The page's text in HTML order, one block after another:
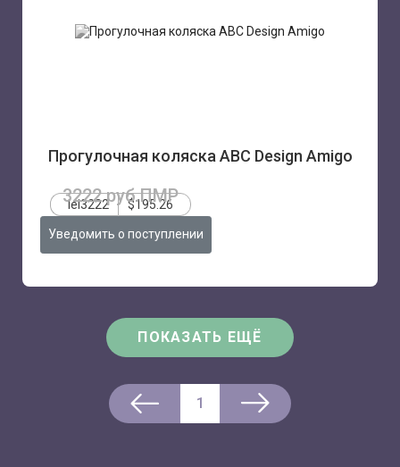
Прогулочная коляска ABC Design Amigo
3222 руб.ПМР
lei3222 $195.26
Уведомить о поступлении
1
ПОКАЗАТЬ ЕЩЁ